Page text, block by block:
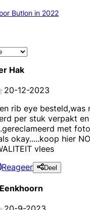
Butlon in 2022
Hak
20-12-2023
rib eye besteld,was
per stuk verpakt
met
okay.....koop hier
vlees
Reageer Deel